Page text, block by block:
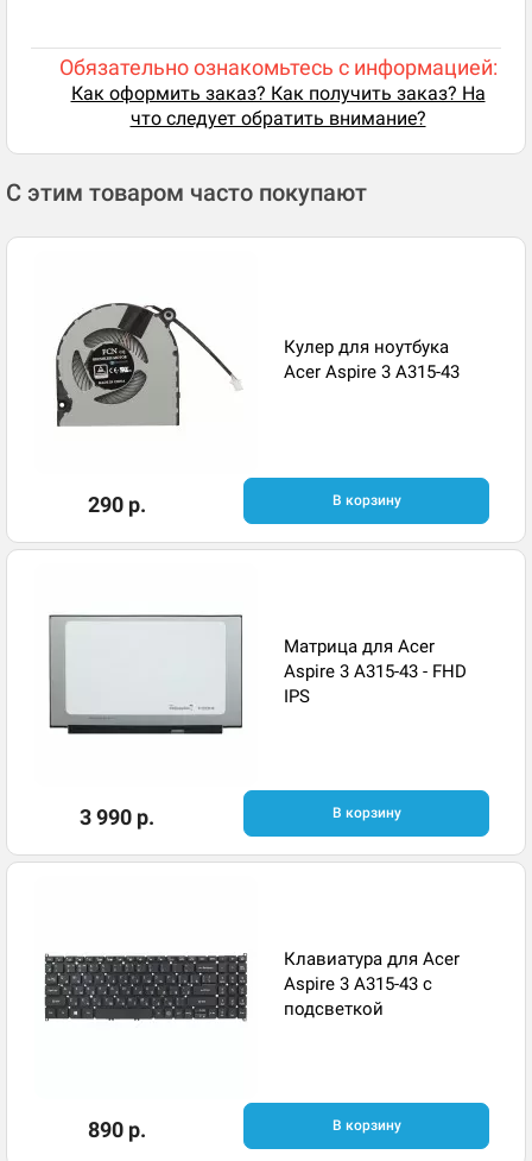
Обязательно ознакомьтесь с информацией:
Как оформить заказ? Как получить заказ? На
что следует обратить внимание?
С этим товаром часто покупают
Кулер для ноутбука
Acer Aspire 3 A315-43
290 р. В корзину
Матрица для Acer
Aspire 3 A315-43 - FHD
IPS
3 990 р. В корзину
Клавиатура для Acer
Aspire 3 A315-43 с
подсветкой
890 р. В корзину